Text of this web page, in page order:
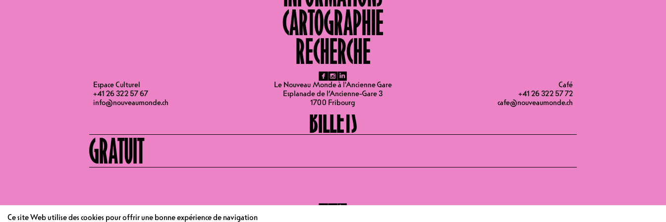
CARTOGRAPHIE
RECHERCHE
fb ig li
Espace Culturel
+41 26 322 57 67
info@nouveaumonde.ch
Le Nouveau Monde à l'Ancienne Gare
Esplanade de l’Ancienne-Gare 3
1700 Fribourg
Café
+41 26 322 57 72
cafe@nouveaumonde.ch
LIEUX
Salle de spectacle
BILLETS
GRATUIT
fbigli
Espace Culturel
Ce site Web utilise des cookies pour offrir une bonne expérience de navigation